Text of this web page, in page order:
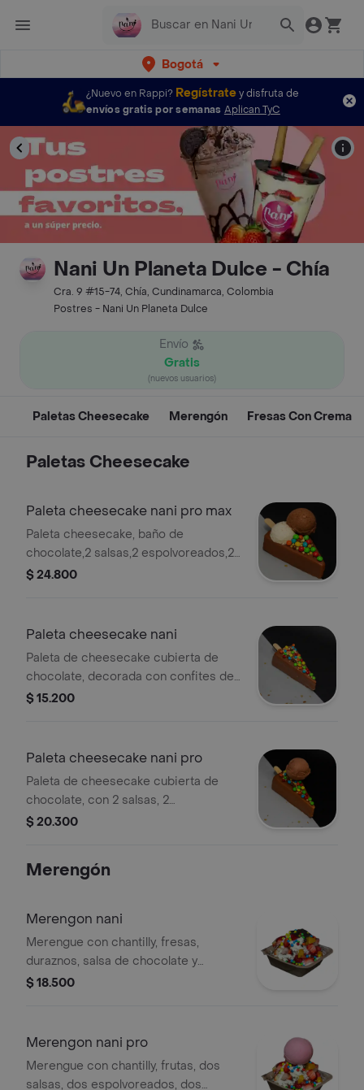
Bogotá
¿Nuevo en Rappi? Regístratey disfruta de
envíos gratis por semanas Aplican TyC
Nani Un Planeta Dulce - Chía
Cra. 9 #15-74, Chía, Cundinamarca, Colombia
Postres - Nani Un Planeta Dulce
Envío
Gratis
(nuevos usuarios)
Paletas Cheesecake Merengón Fresas Con Crema
Paletas Cheesecake
Paleta cheesecake nani pro max
Paleta cheesecake, baño de
chocolate,2 salsas,2 espolvoreados,2
toppings,2 bolas de helado
$ 24.800
Paleta cheesecake nani
Paleta de cheesecake cubierta de
chocolate, decorada con confites de
colores y trozos de nuez.
$ 15.200
Paleta cheesecake nani pro
Paleta de cheesecake cubierta de
chocolate, con 2 salsas, 2
espolvoreados, 2 toppings y una bola
$ 20.300
Merengón
Merengon nani
Merengue con chantilly, fresas,
duraznos, salsa de chocolate y
confites de colores.
$ 18.500
Merengon nani pro
Merengue con chantilly, frutas, dos
salsas, dos espolvoreados, dos